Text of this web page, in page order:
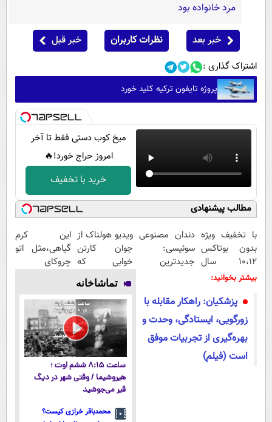
مرد خانواده بود
خبر بعد نظرات کاربران خبر قبل
اشتراک گذاری :
پروژه تایفون ترکیه کلید خورد
میخ کوب دستی فقط تا آخر
امروز حراج خورد!🔥
خرید با تخفیف
مطالب پیشنهادی
با تخفیف ویژه
بدون بوتاکس
۱۰،۱۲ سال
جوون شو
دندان مصنوعی
سوئیسی:
جدیدترین
پرداخت قسطی
ویدیو هولناک از
جوان کارتن
خوابی که
میلیاردر شد.
آموزش رایگان
این کرم
گیاهی،مثل اتو
چروکای
بیشتر بخوانید:
پزشکیان: راهکار مقابله با
زورگویی، ایستادگی، وحدت و
بهره‌گیری از تجربیات موفق
است (فیلم)
تماشاخانه
ساعت ۸:۱۵ ششم اوت ؛
هیروشیما / وقتی شهر در دیگ
قیر می‌جوشید
محمدباقر خرازی کیست؟